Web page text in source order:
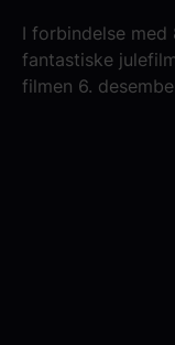
I forbindelse med
fantastiske
filmen 6.